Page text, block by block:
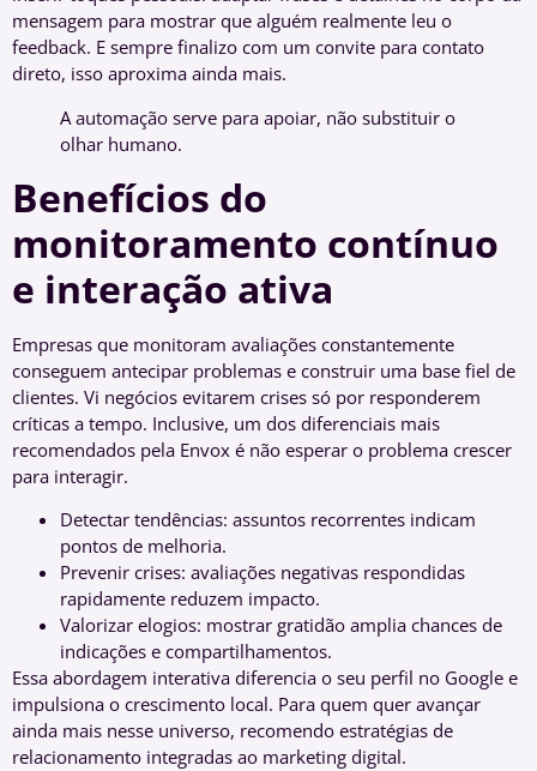
mensagem para mostrar que alguém realmente leu o
feedback. E sempre finalizo com um convite para contato
direto, isso aproxima ainda mais.
A automação serve para apoiar, não substituir o
olhar humano.
Benefícios do
monitoramento contínuo
e interação ativa
Empresas que monitoram avaliações constantemente
conseguem antecipar problemas e construir uma base fiel de
clientes. Vi negócios evitarem crises só por responderem
críticas a tempo. Inclusive, um dos diferenciais mais
recomendados pela Envox é não esperar o problema crescer
para interagir.
Detectar tendências: assuntos recorrentes indicam
pontos de melhoria.
Prevenir crises: avaliações negativas respondidas
rapidamente reduzem impacto.
Valorizar elogios: mostrar gratidão amplia chances de
indicações e compartilhamentos.
Essa abordagem interativa diferencia o seu perfil no Google e
impulsiona o crescimento local. Para quem quer avançar
ainda mais nesse universo, recomendo estratégias de
relacionamento integradas ao marketing digital.